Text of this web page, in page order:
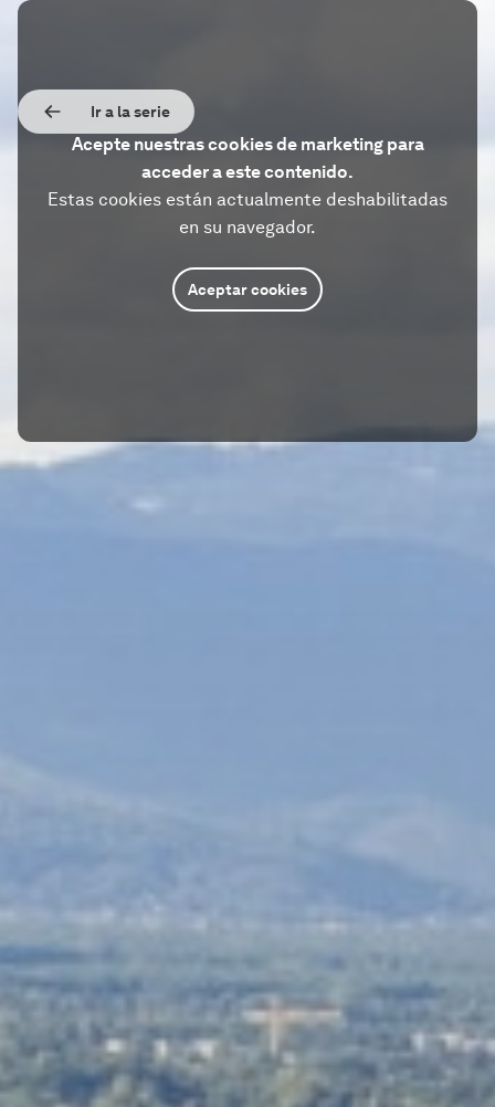
Ir a la serie
Acepte nuestras cookies de marketing para
acceder a este contenido.
Estas cookies están actualmente deshabilitadas
en su navegador.
Aceptar cookies